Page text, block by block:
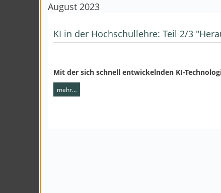
August 2023
KI in der Hochschullehre: Teil 2/3
Mit der sich schnell entwickelnden KI-
mehr…